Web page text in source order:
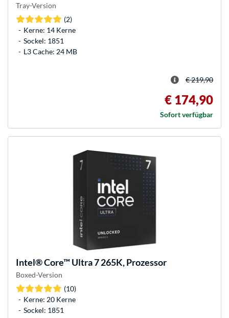
Tray-Version
(2)
Kerne: 14 Kerne
Sockel: 1851
L3 Cache: 24 MB
€ 219,90
€ 174,90
Sofort verfügbar
Intel®Core™ Ultra 7 265K, Prozessor
Boxed-Version
(10)
Kerne: 20 Kerne
Sockel: 1851